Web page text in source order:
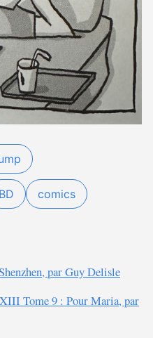
BD comics
par Guy Delisle
Tome 9 : Pour Maria, par